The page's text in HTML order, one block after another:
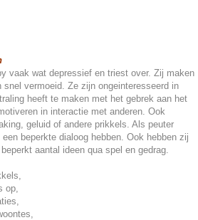
vaak wat depressief en triest over. Zij maken
vermoeid. Ze zijn ongeinteresseerd in
heeft te maken met het gebrek aan het
in interactie met anderen. Ook
geluid of andere prikkels. Als peuter
beperkte dialoog hebben. Ook hebben zij
aantal ideen qua spel en gedrag.
op,